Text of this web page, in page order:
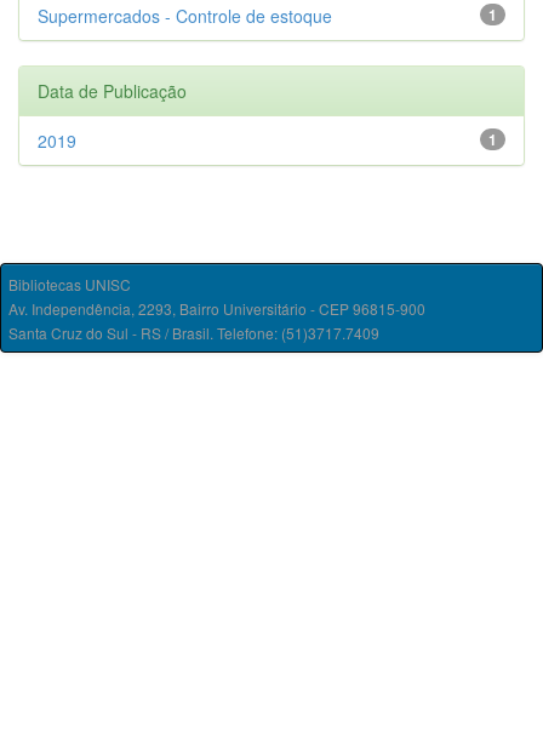
1
Supermercados - Controle de estoque
Data de Publicação
1
2019
Bibliotecas UNISC
Av. Independência, 2293, Bairro Universitário - CEP 96815-900
Santa Cruz do Sul - RS / Brasil. Telefone: (51)3717.7409